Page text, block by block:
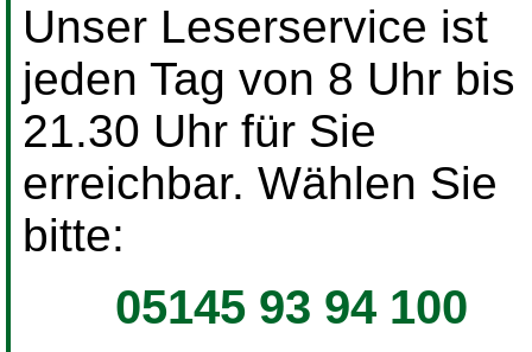
Unser Leserservice ist
jeden Tag von 8 Uhr bis
21.30 Uhr für Sie
erreichbar. Wählen Sie
bitte:
05145 93 94 100